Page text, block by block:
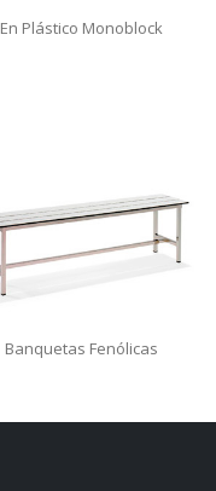
En Plástico Monoblock
Banquetas Fenólicas